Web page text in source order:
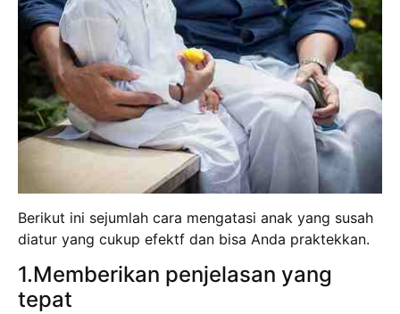
Berikut ini sejumlah cara mengatasi anak yang susah
diatur yang cukup efektf dan bisa Anda praktekkan.
1.Memberikan penjelasan yang
tepat